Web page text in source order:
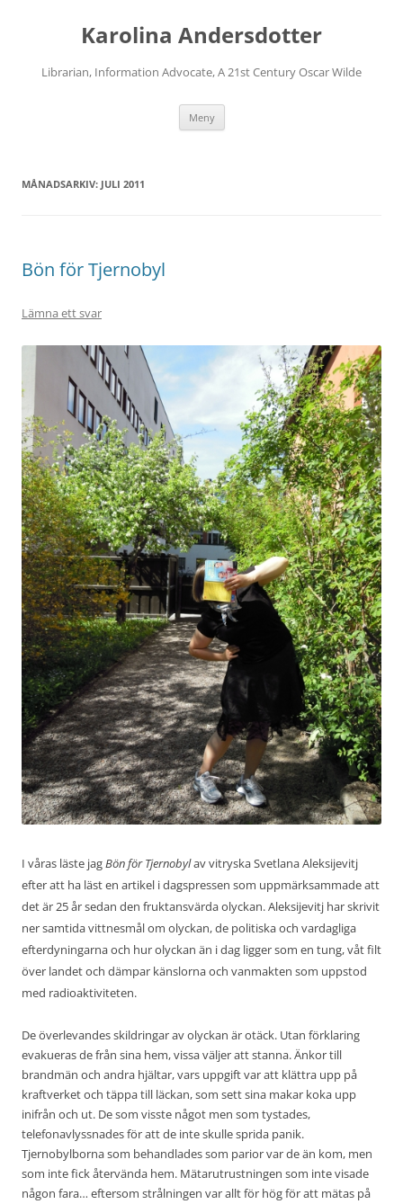
Karolina Andersdotter
Librarian, Information Advocate, A 21st Century Oscar Wilde
Meny Hoppa
innehåll
MÅNADSARKIV: JULI 2011
Bön för Tjernobyl
Lämna ett svar
I våras läste jagBön för Tjernobylav vitryska Svetlana Aleksijevitj
efter att ha läst en artikel i dagspressen som uppmärksammade att
det är 25 år sedan den fruktansvärda olyckan. Aleksijevitj har skrivit
ner samtida vittnesmål om olyckan, de politiska och vardagliga
efterdyningarna och hur olyckan än i dag ligger som en tung, våt filt
över landet och dämpar känslorna och vanmakten som uppstod
med radioaktiviteten.
De överlevandes skildringar av olyckan är otäck. Utan förklaring
evakueras de från sina hem, vissa väljer att stanna. Änkor till
brandmän och andra hjältar, vars uppgift var att klättra upp på
kraftverket och täppa till läckan, som sett sina makar koka upp
inifrån och ut. De som visste något men som tystades,
telefonavlyssnades för att de inte skulle sprida panik.
Tjernobylborna som behandlades som parior var de än kom, men
som inte fick återvända hem. Mätarutrustningen som inte visade
någon fara… eftersom strålningen var allt för hög för att mätas på